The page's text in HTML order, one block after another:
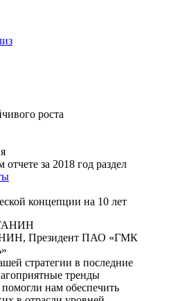
роста
за 2018 год раздел
концепции на 10 лет
Президент ПАО «ГМК
стратегии в последние
тренды
нам обеспечить